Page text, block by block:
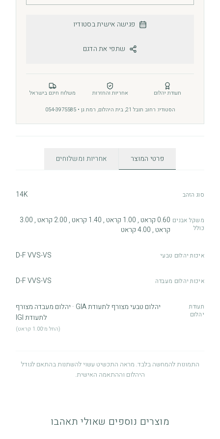
פגישה אישית בסטודיו
שתפי את הדגם
תעודת יהלום אחריות והחזרות
משלוח חינם בישראל
הסטודיו: רחוב תובל 21, בית היהלום, רמת גן • 054-3975585
פרטי המוצר אחריות ומשלוחים
סוג הזהב 14K
משקל אבנים
כולל
0.60 קראט , 1.00 קראט , 1.40 קראט , 2.00 קראט , 3.00
קראט , 4.00 קראט
איכות יהלום טבעי D-F VVS-VS
איכות יהלום מעבדה D-F VVS-VS
תעודת
יהלום
יהלום טבעי מצורף לתעודת GIA · יהלום מעבדה מצורף
לתעודת IGI
(החל מ־1.00 קראט)
התמונות להמחשה בלבד. מראה התכשיט עשוי להשתנות בהתאם לגודל
היהלום וההתאמה האישית.
במדיניות האחריות.מוצרים נוספים שאולי תאהבו